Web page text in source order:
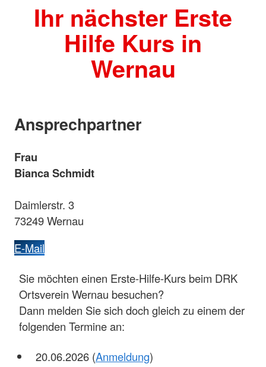
Ihr nächster Erste
Hilfe Kurs in
Wernau
Ansprechpartner
Frau
Bianca Schmidt
Daimlerstr. 3
73249 Wernau
E-Mail
Sie möchten einen Erste-Hilfe-Kurs beim DRK
Ortsverein Wernau besuchen?
Dann melden Sie sich doch gleich zu einem der
folgenden Termine an:
20.06.2026 (Anmeldung)